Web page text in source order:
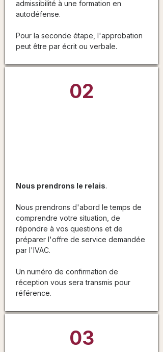
admissibilité à une formation en
autodéfense.
Pour la seconde étape, l'approbation
peut être par écrit ou verbale.
02
Nous prendrons le relais.
Nous prendrons d'abord le temps de
comprendre votre situation, de
répondre à vos questions et de
préparer l'offre de service demandée
par l'IVAC.
Un numéro de confirmation de
réception vous sera transmis pour
référence.
03